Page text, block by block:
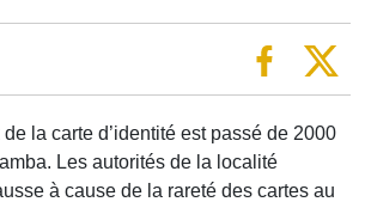
la carte d’identité est passé de 2000
Les autorités de la localité
à cause de la rareté des cartes au